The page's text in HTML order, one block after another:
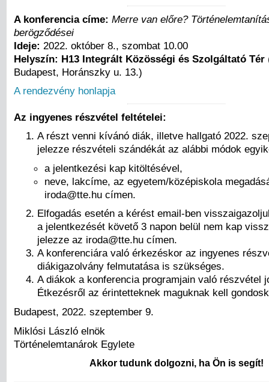
A konferencia címe: Merre van előre?
berögződései
Ideje: 2022. október 8., szombat 10.00
Helyszín: H13 Integrált Közösségi és Szolgáltató Tér
Budapest, Horánszky u. 13.)
A rendezvény honlapja
Az ingyenes részvétel feltételei:
A részt venni kívánó diák, illetve hallgató 2022.
jelezze részvételi szándékát az alábbi módok
a jelentkezési kap kitöltésével,
neve, lakcíme, az egyetem/középiskola
iroda@tte.hu címen.
Elfogadás esetén a kérést email-ben
a jelentkezését követő 3 napon belül nem kap
jelezze az iroda@tte.hu címen.
A konferenciára való érkezéskor az ingyenes
diákigazolvány felmutatása is szükséges.
A diákok a konferencia programjain való részvétel
Étkezésről az érintetteknek maguknak kell
Budapest, 2022. szeptember 9.
Miklósi László elnök
Történelemtanárok Egylete
Akkor tudunk dolgozni, ha Ön is segít!